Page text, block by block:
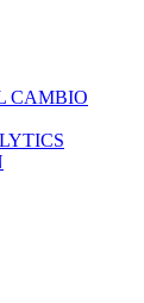
CAMBIO